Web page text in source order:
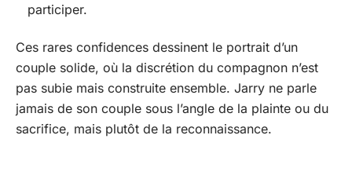
participer.
Ces rares confidences dessinent le portrait d’un
couple solide, où la discrétion du compagnon n’est
pas subie mais construite ensemble. Jarry ne parle
jamais de son couple sous l’angle de la plainte ou du
sacrifice, mais plutôt de la reconnaissance.